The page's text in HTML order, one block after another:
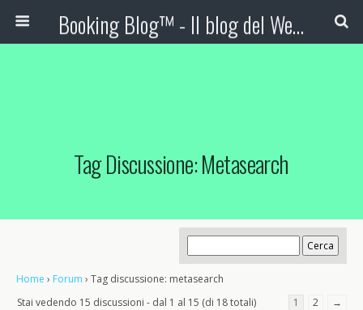
Booking Blog™ - Il blog del Web Marketing Turistico
Tag Discussione: Metasearch
Home › Forum › Tag discussione: metasearch
Stai vedendo 15 discussioni - dal 1 al 15 (di 18 totali)
1 2 →